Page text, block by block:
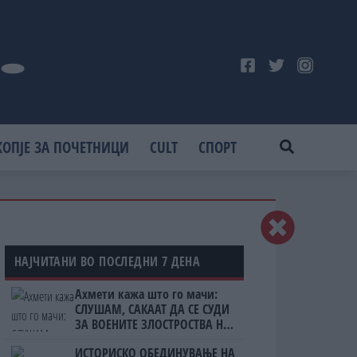
ЗА ПОЧЕТНИЦИ CULT СПОРТ
НАЈЧИТАНИ ВО ПОСЛЕДНИ 7 ДЕНА
Ахмети кажа што го мачи:
СЛУШАМ, САКААТ ДА СЕ СУДИ
ЗА ВОЕНИТЕ ЗЛОСТРОСТВА НА
ИСТОРИСКО ОБЕДИНУВАЊЕ НА